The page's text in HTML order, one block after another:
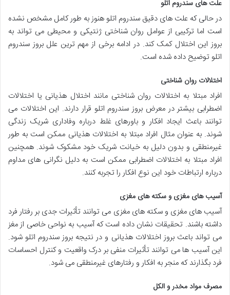
علت های سندروم اتلو
در حالی که علت های دقیق سندروم اتلو هنوز به طور کامل مشخص نشده
است اما ترکیبی از عوامل روان شناختی ژنتیکی و محیطی می تواند به
بروز این اختلال کمک کند. در ادامه برخی از مهم ترین علل بروز سندروم
اتلو توضیح داده شده است.
اختلالات روان شناختی
افراد مبتلا به اختلالات روان شناختی مانند اختلال هذیانی یا اختلالات
اضطرابی بیشتر در معرض بروز سندروم اتلو قرار دارند. این اختلالات می
توانند باعث ایجاد افکار و باورهای غلط درباره وفاداری شریک زندگی
شوند. به عنوان مثال افراد مبتلا به اختلالات هذیانی ممکن است به طور
غیرمنطقی و بدون دلیل به خیانت شریک خود مشکوک شوند. همچنین
افراد مبتلا به اختلالات اضطرابی ممکن است به دلیل نگرانی های مداوم
درباره ارتباطات خود این نوع افکار را تجربه کنند.
آسیب های مغزی و سکته های مغزی
آسیب های مغزی و سکته های مغزی می توانند تأثیرات جدی بر رفتار فرد
داشته باشند. تحقیقات نشان داده است که آسیب به نواحی خاصی از مغز
می تواند باعث بروز اختلالات هذیانی و در نتیجه بروز سندروم اتلو شود.
این آسیب ها می توانند تأثیرات منفی بر درک واقعیت و کنترل احساسات
فرد بگذارند که منجر به افکار و رفتارهای غیرمنطقی می شود.
مصرف مواد مخدر و الکل